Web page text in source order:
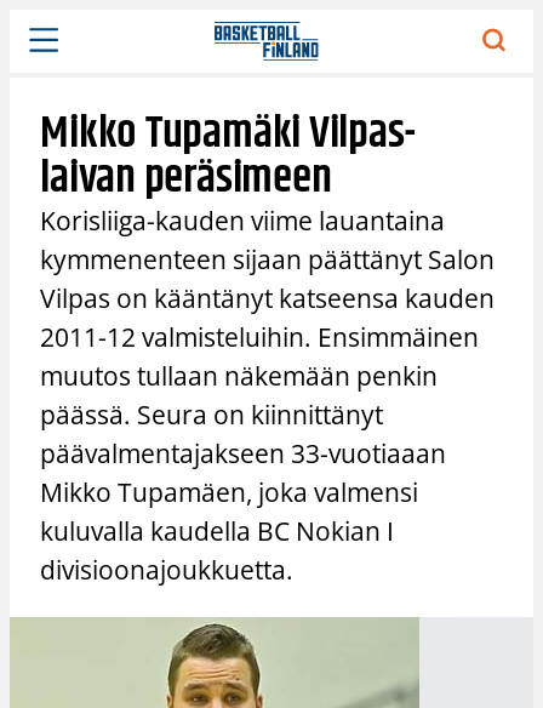
Siirry
sisältöön
Mikko Tupamäki Vilpas-
laivan peräsimeen
Korisliiga-kauden viime lauantaina
kymmenenteen sijaan päättänyt Salon
Vilpas on kääntänyt katseensa kauden
2011-12 valmisteluihin. Ensimmäinen
muutos tullaan näkemään penkin
päässä. Seura on kiinnittänyt
päävalmentajakseen 33-vuotiaaan
Mikko Tupamäen, joka valmensi
kuluvalla kaudella BC Nokian I
divisioonajoukkuetta.